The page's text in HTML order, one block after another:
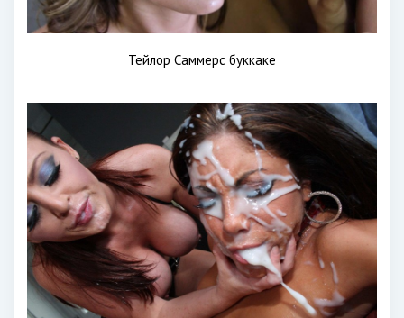
Тейлор Саммерс буккаке